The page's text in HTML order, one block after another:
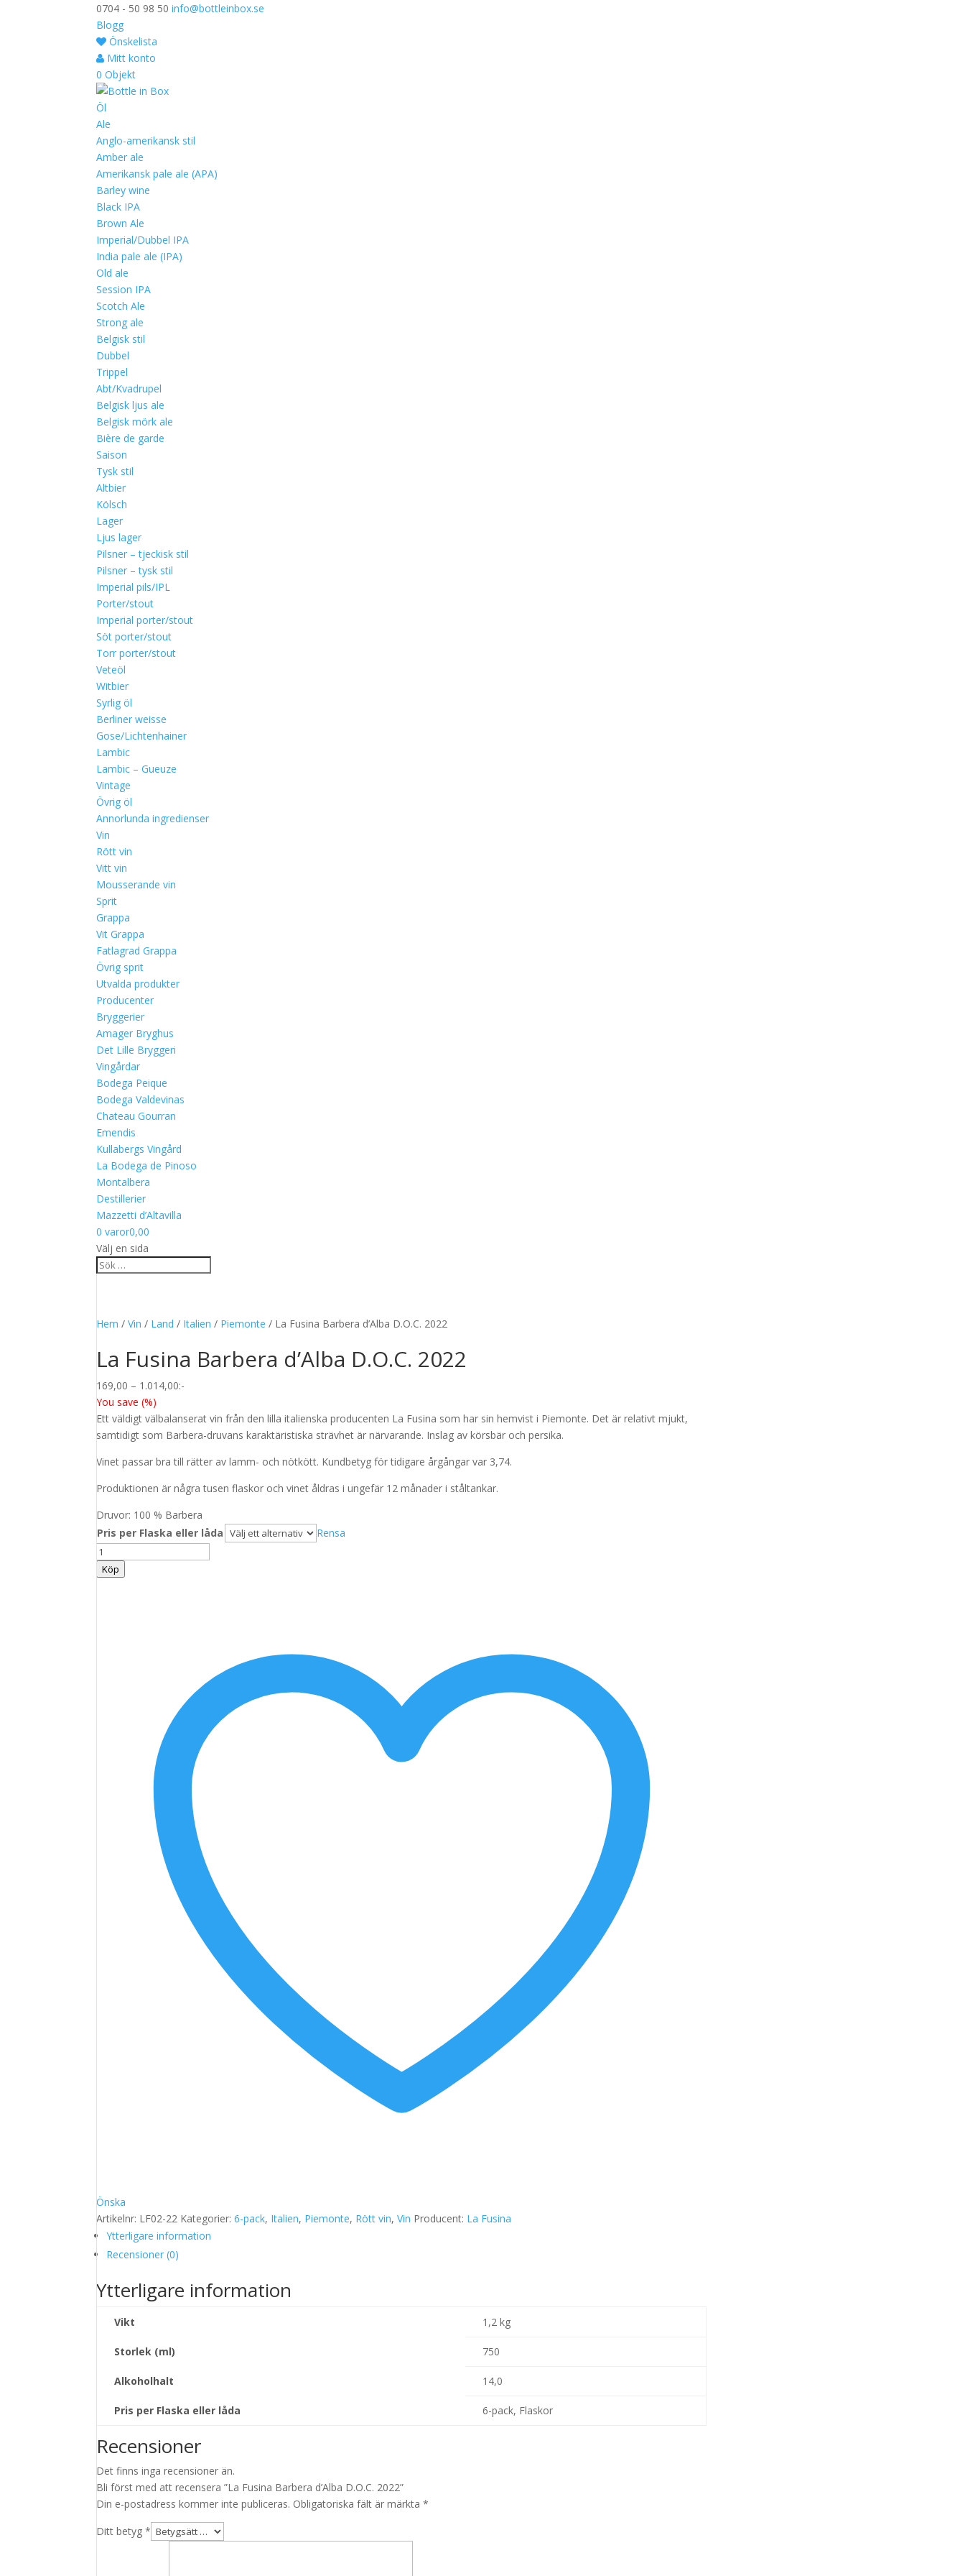
0704 - 50 98 50 info@bottleinbox.se
Blogg
Önskelista
Mitt konto
0 Objekt
Öl
Ale
Anglo-amerikansk stil
Amber ale
Amerikansk pale ale (APA)
Barley wine
Black IPA
Brown Ale
Imperial/Dubbel IPA
India pale ale (IPA)
Old ale
Session IPA
Scotch Ale
Strong ale
Belgisk stil
Dubbel
Trippel
Abt/Kvadrupel
Belgisk ljus ale
Belgisk mörk ale
Bière de garde
Saison
Tysk stil
Altbier
Kölsch
Lager
Ljus lager
Pilsner – tjeckisk stil
Pilsner – tysk stil
Imperial pils/IPL
Porter/stout
Imperial porter/stout
Söt porter/stout
Torr porter/stout
Veteöl
Witbier
Syrlig öl
Berliner weisse
Gose/Lichtenhainer
Lambic
Lambic – Gueuze
Vintage
Övrig öl
Annorlunda ingredienser
Vin
Rött vin
Vitt vin
Mousserande vin
Sprit
Grappa
Vit Grappa
Fatlagrad Grappa
Övrig sprit
Utvalda produkter
Producenter
Bryggerier
Amager Bryghus
Det Lille Bryggeri
Vingårdar
Bodega Peique
Bodega Valdevinas
Chateau Gourran
Emendis
Kullabergs Vingård
La Bodega de Pinoso
Montalbera
Destillerier
Mazzetti d’Altavilla
0 varor0,00
Välj en sida
Hem /Vin / Land / Italien / Piemonte / La Fusina Barbera d’Alba D.O.C. 2022
La Fusina Barbera d’Alba D.O.C. 2022
169,00 – 1.014,00Prisintervall:
till
1.014,00
:-
You save(%)
Ett väldigt välbalanserat vin från den lilla italienska producenten La Fusina som har sin hemvist i Piemonte. Det är relativt mjukt,
samtidigt som Barbera-druvans karaktäristiska strävhet är närvarande. Inslag av körsbär och persika.
Vinet passar bra till rätter av lamm- och nötkött. Kundbetyg för tidigare årgångar var 3,74.
Produktionen är några tusen flaskor och vinet åldras i ungefär 12 månader i ståltankar.
Druvor: 100 % Barbera
Pris per Flaska eller låda
Rensa
La
Fusina
Köp
Önska
Artikelnr: LF02-22 Kategorier:6-pack, Italien, Piemonte, Rött vin,Vin Producent: La Fusina
Ytterligare information
Recensioner (0)
Ytterligare information
Vikt 1,2 kg
Storlek (ml) 750
Alkoholhalt 14,0
Pris per Flaska eller låda 6-pack, Flaskor
Recensioner
Det finns inga recensioner än.
Bli först med att recensera ”La Fusina Barbera d’Alba D.O.C. 2022”
Din e-postadress kommer inte publiceras. Obligatoriska fält är märkta*
Ditt betyg*